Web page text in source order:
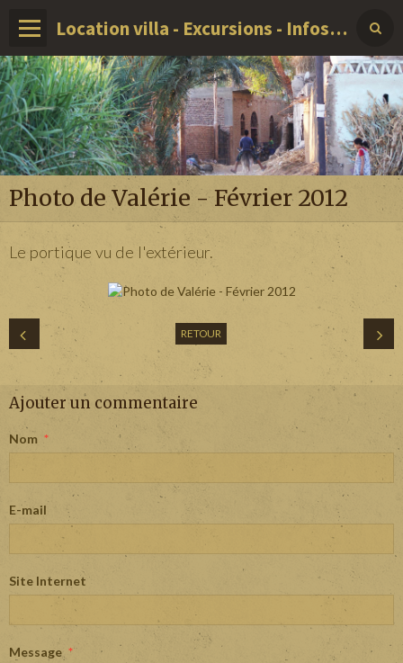
Location villa - Excursions - Infos sur LOUXOR - EGYPTE
Photo de Valérie - Février 2012
Le portique vu de l'extérieur.
RETOUR
Ajouter un commentaire
Nom
E-mail
Site Internet
Message